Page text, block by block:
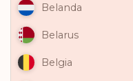
Belanda
Belarus
Belgia